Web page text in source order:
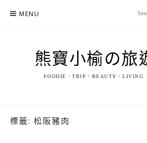
MENU
熊寶小榆の旅
FOODIE．TRIP．BEAUTY．LIVING
標籤: 松阪豬肉